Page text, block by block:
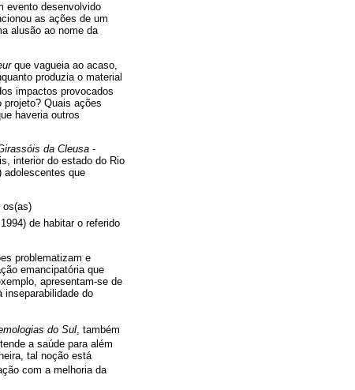
evento desenvolvido
as ações de um
alusão ao nome da
que vagueia ao acaso,
produzia o material
impactos provocados
Quais ações
haveria outros
da Cleusa -
interior do estado do Rio
adolescentes que
os(as)
de habitar o referido
problematizam e
emancipatória que
apresentam-se de
inseparabilidade do
do Sul, também
a saúde para além
tal noção está
com a melhoria da